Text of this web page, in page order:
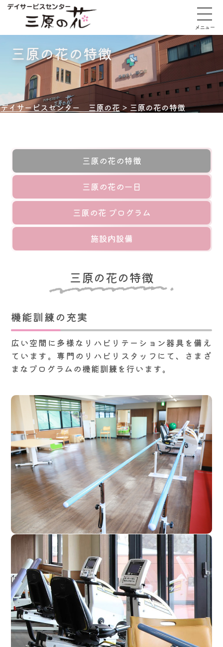
メニュー
三原の花の特徴
デイサービスセンター 三原の花 > 三原の花の特徴
三原の花の特徴
三原の花の一日
三原の花 プログラム
施設内設備
三原の花の特徴
機能訓練の充実
広い空間に多様なリハビリテーション器具を備え
ています。専門のリハビリスタッフにて、さまざ
まなプログラムの機能訓練を行います。